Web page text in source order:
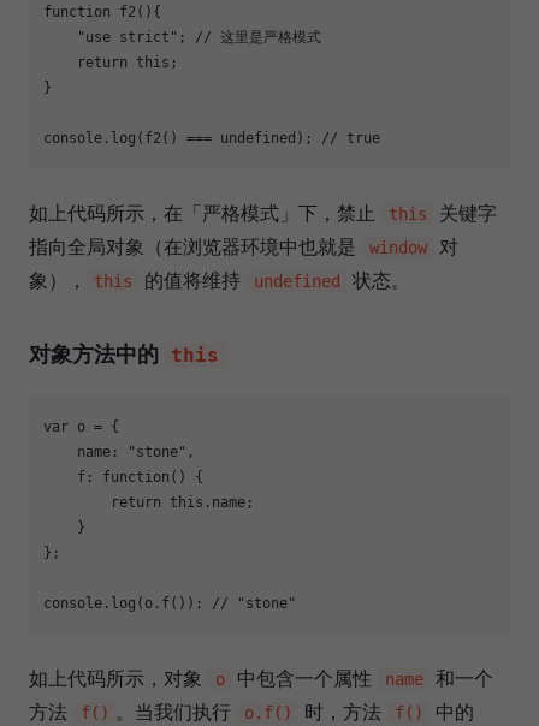
function f2 ( )
    "use strict"
; // 这里是严格模式
return
this ;
}
console .log(f2() === undefined ); // true
如上代码所示，在「严格模式」下，禁止 this
关键字
指向全局对象（在浏览器环境中也就是
window
对
象），
this 的值将维持 undefined 状态。
对象方法中的 this
var o = {
name : "stone" ,
f : function ( ) {
return
this .name;
    }
};
console .log(o.f()); // "stone"
如上代码所示，对象 o 中包含一个属性 name
和一个
方法
f() 。当我们执行 o.f() 时，方法 f() 中的